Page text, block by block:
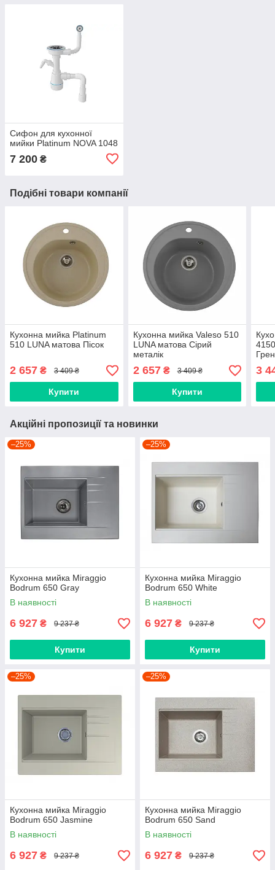
Сифон для кухонної
мийки Platinum NOVA 1048
7 200 ₴
Подібні товари компанії
Кухонна мийка Platinum
510 LUNA матова Пісок
2 657 ₴ 3 409 ₴
Купити
Кухонна мийка Valeso 510
LUNA матова Сірий
металік
2 657₴ 3 409 ₴
Купити
3
Акційні пропозиції та новинки
–25%
Кухонна мийка Miraggio
Bodrum 650 Gray
В наявності
6 927 ₴ 9 237 ₴
Купити
–25%
Кухонна мийка Miraggio
Bodrum 650 White
В наявності
6 927 ₴ 9 237 ₴
Купити
–25%
Кухонна мийка Miraggio
Bodrum 650 Jasmine
В наявності
6 927 ₴ 9 237 ₴
–25%
Кухонна мийка Miraggio
Bodrum 650 Sand
В наявності
6 927 ₴ 9 237 ₴